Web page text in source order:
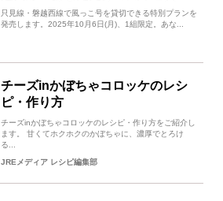
満喫号」1組限定で販売します！
只見線・磐越西線で風っこ号を貸切できる特別プランを
発売します。2025年10月6日(月)、1組限定。あな...
チーズinかぼちゃコロッケのレシ
ピ・作り方
チーズinかぼちゃコロッケのレシピ・作り方をご紹介し
ます。 甘くてホクホクのかぼちゃに、濃厚でとろけ
る...
JREメディア レシピ編集部